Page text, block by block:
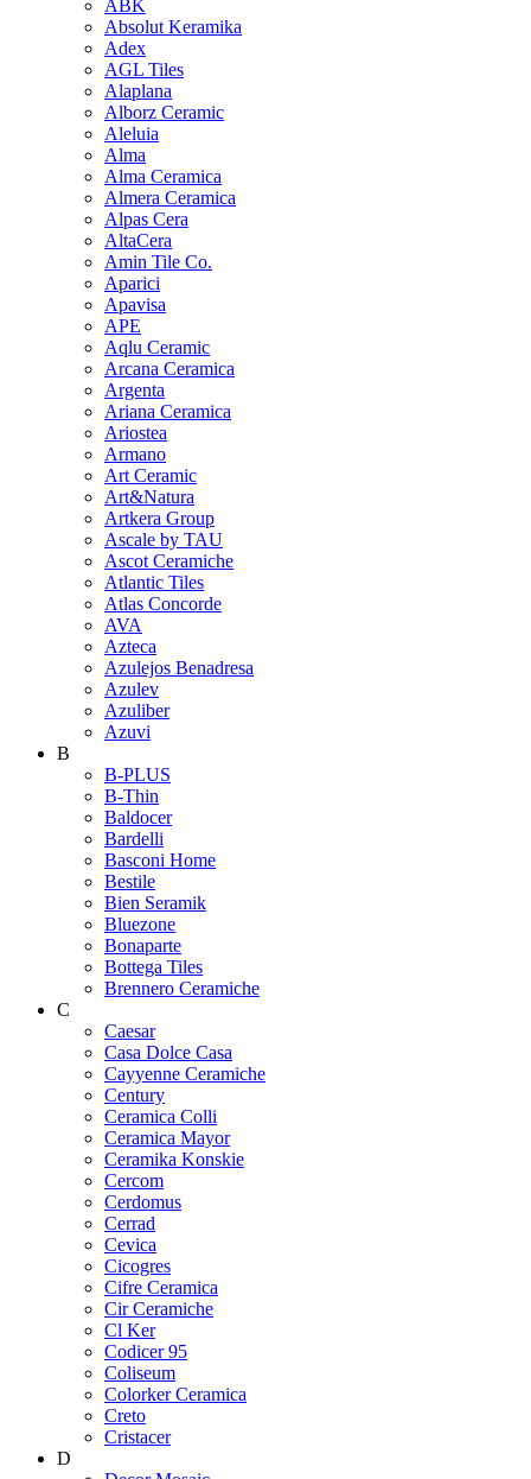
ABK
Absolut Keramika
Adex
AGL Tiles
Alaplana
Alborz Ceramic
Aleluia
Alma
Alma Ceramica
Almera Ceramica
Alpas Cera
AltaCera
Amin Tile Co.
Aparici
Apavisa
APE
Aqlu Ceramic
Arcana Ceramica
Argenta
Ariana Ceramica
Ariostea
Armano
Art Ceramic
Art&Natura
Artkera Group
Ascale by TAU
Ascot Ceramiche
Atlantic Tiles
Atlas Concorde
AVA
Azteca
Azulejos Benadresa
Azulev
Azuliber
Azuvi
B
B-PLUS
B-Thin
Baldocer
Bardelli
Basconi Home
Bestile
Bien Seramik
Bluezone
Bonaparte
Bottega Tiles
Brennero Ceramiche
C
Caesar
Casa Dolce Casa
Cayyenne Ceramiche
Century
Ceramica Colli
Ceramica Mayor
Ceramika Konskie
Cercom
Cerdomus
Cerrad
Cevica
Cicogres
Cifre Ceramica
Cir Ceramiche
Cl Ker
Codicer 95
Coliseum
Colorker Ceramica
Creto
Cristacer
D